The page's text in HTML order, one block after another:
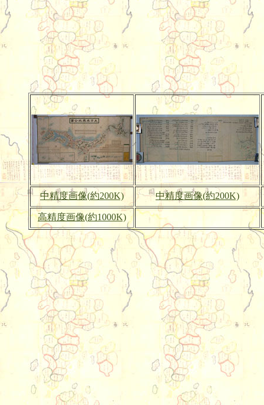
中精度画像(約200K) 中精度画像(約200K)
高精度画像(約1000K)